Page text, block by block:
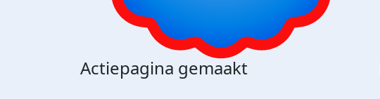
Actiepagina gemaakt